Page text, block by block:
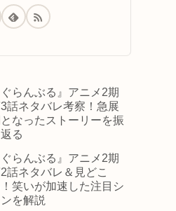
ぐらんぶる』アニメ2期
話ネタバレ考察！急展
なったストーリーを振
る
ぐらんぶる』アニメ2期
話ネタバレ＆見どこ
笑いが加速した注目シ
を解説